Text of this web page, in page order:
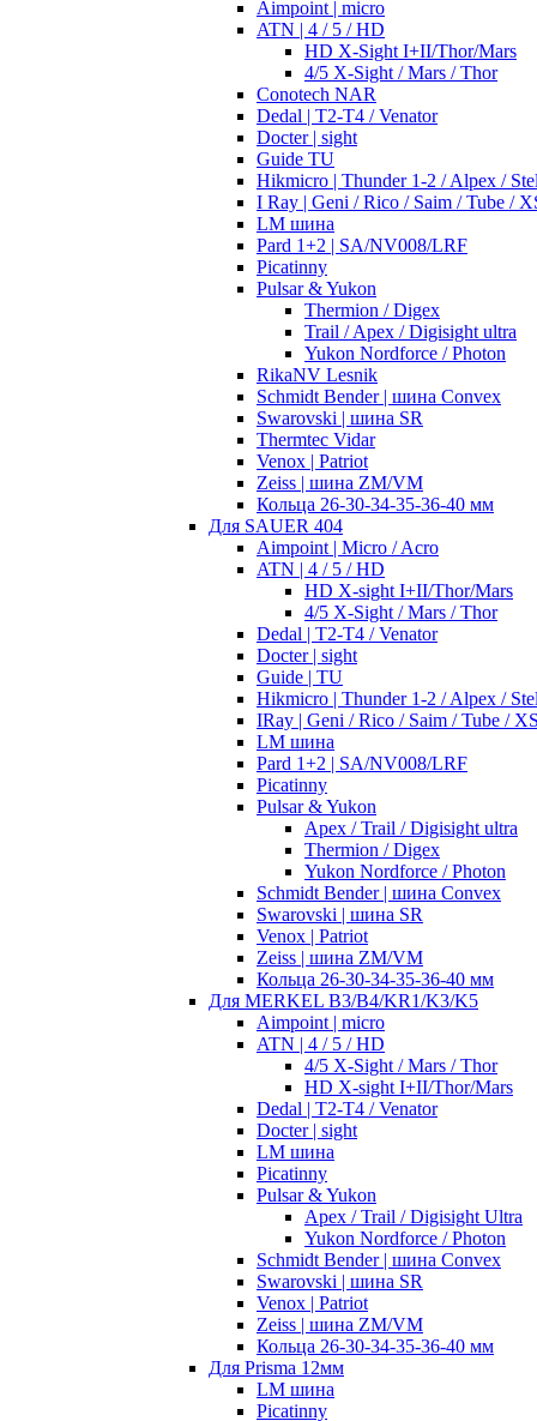
Aimpoint | micro
ATN | 4 / 5 / HD
HD X-Sight I+II/Thor/Mars
4/5 X-Sight / Mars / Thor
Conotech NAR
Dedal | T2-T4 / Venator
Docter | sight
Guide TU
Hikmicro | Thunder 1-2 / Alpex /
I Ray | Geni / Rico / Saim / Tube /
LM шина
Pard 1+2 | SA/NV008/LRF
Picatinny
Pulsar & Yukon
Thermion / Digex
Trail / Apex / Digisight ultra
Yukon Nordforce / Photon
RikaNV Lesnik
Schmidt Bender | шина Convex
Swarovski | шина SR
Thermtec Vidar
Venox | Patriot
Zeiss | шина ZM/VM
Кольца 26-30-34-35-36-40 мм
Для SAUER 404
Aimpoint | Micro / Acro
ATN | 4 / 5 / HD
HD X-sight I+II/Thor/Mars
4/5 X-Sight / Mars / Thor
Dedal | T2-T4 / Venator
Docter | sight
Guide | TU
Hikmicro | Thunder 1-2 / Alpex /
IRay | Geni / Rico / Saim / Tube /
LM шина
Pard 1+2 | SA/NV008/LRF
Picatinny
Pulsar & Yukon
Apex / Trail / Digisight ultra
Thermion / Digex
Yukon Nordforce / Photon
Schmidt Bender | шина Convex
Swarovski | шина SR
Venox | Patriot
Zeiss | шина ZM/VM
Кольца 26-30-34-35-36-40 мм
Для MERKEL B3/B4/KR1/K3/K5
Aimpoint | micro
ATN | 4 / 5 / HD
4/5 X-Sight / Mars / Thor
HD X-sight I+II/Thor/Mars
Dedal | T2-T4 / Venator
Docter | sight
LM шина
Picatinny
Pulsar & Yukon
Apex / Trail / Digisight Ultra
Yukon Nordforce / Photon
Schmidt Bender | шина Convex
Swarovski | шина SR
Venox | Patriot
Zeiss | шина ZM/VM
Кольца 26-30-34-35-36-40 мм
Для Prisma 12мм
LM шина
Picatinny